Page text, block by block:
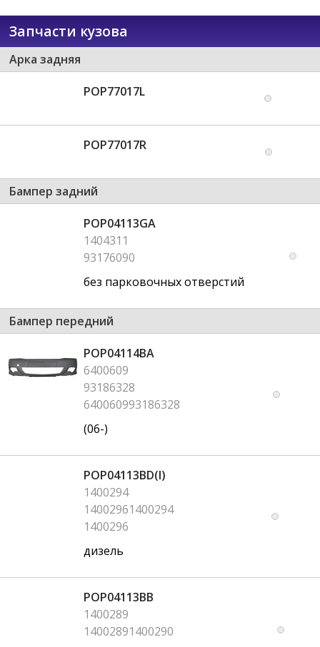
Запчасти кузова
Арка задняя
POP77017L
POP77017R
Бампер задний
POP04113GA
1404311
93176090
без парковочных отверстий
Бампер передний
POP04114BA
6400609
93186328
640060993186328
(06-)
POP04113BD(I)
1400294
14002961400294
1400296
дизель
POP04113BB
1400289
14002891400290